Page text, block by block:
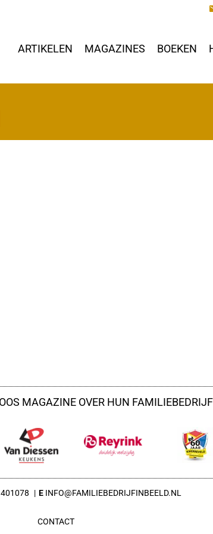
ARTIKELEN MAGAZINES BOEKEN
MAGAZINE OVER HUN
INFO@FAMILIEBEDRIJFINBEELD.NL
CONTACT